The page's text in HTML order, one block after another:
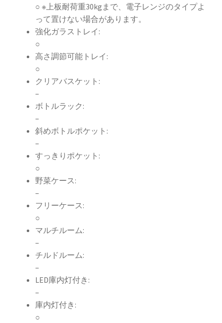
○ ※上板耐荷重30kgまで、電子レンジのタイプよ
って置けない場合があります。
強化ガラストレイ:
○
高さ調節可能トレイ:
○
クリアバスケット:
–
ボトルラック:
–
斜めボトルポケット:
–
すっきりポケット:
○
野菜ケース:
–
フリーケース:
○
マルチルーム:
–
チルドルーム:
–
LED庫内灯付き:
–
庫内灯付き:
○